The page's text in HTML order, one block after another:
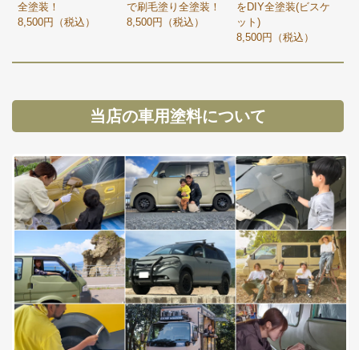
全塗装！
8,500円（税込）
で刷毛塗り全塗装！
8,500円（税込）
をDIY全塗装(ビスケ
ット)
8,500円（税込）
当店の車用塗料について